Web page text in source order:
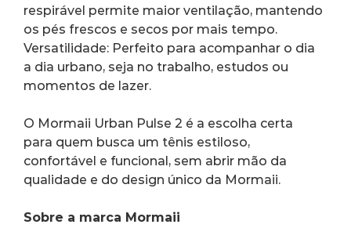
respirável permite maior ventilação, mantendo
os pés frescos e secos por mais tempo.
Versatilidade: Perfeito para acompanhar o dia
a dia urbano, seja no trabalho, estudos ou
momentos de lazer.
O Mormaii Urban Pulse 2 é a escolha certa
para quem busca um tênis estiloso,
confortável e funcional, sem abrir mão da
qualidade e do design único da Mormaii.
Sobre a marca Mormaii